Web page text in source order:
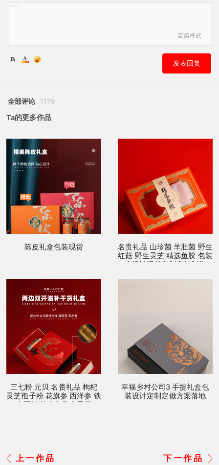
高级模式
发表回复
全部评论 1179
Ta的更多作品
陈皮礼盒包装现货
名贵礼品 山珍菌 羊肚菌 野生
红菇 野生灵芝 精选鱼胶 包装
盒设计现货定制定做制作
三七粉 元贝 名贵礼品 枸杞
灵芝孢子粉 花旗参 西洋参 铁
皮石斛 礼盒包装盒干货
幸福乡村公司3 手提礼盒包
装设计定制定做方案落地
上一作品 下一作品